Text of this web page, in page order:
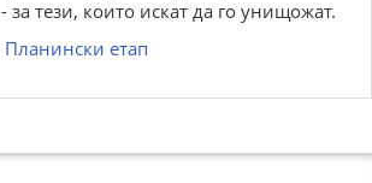
за тези, които искат да го унищожат.
Планински етап